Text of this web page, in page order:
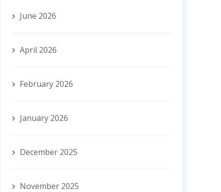
June 2026
April 2026
February 2026
January 2026
December 2025
November 2025